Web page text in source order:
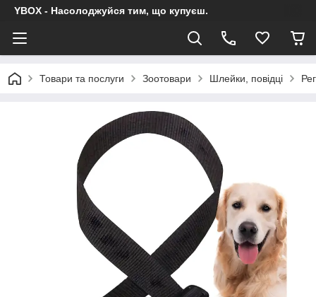
YBOX - Насолоджуйся тим, що купуєш.
Товари та послуги Зоотовари Шлейки, повідці